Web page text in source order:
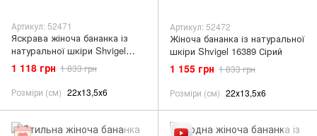
Артикул: 52471
Яскрава жіноча бананка із
натуральної шкіри Shvigel
16386 Фіолетовий
1 118 грн 1 833 грн
Розміри (см) 22х13,5х6
Артикул: 52472
Жіноча бананка із натуральної
шкіри Shvigel 16389 Сірий
1 155 грн 1 833 грн
Розміри (см) 22х13,5х6